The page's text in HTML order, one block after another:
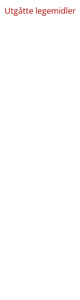
Utgåtte legemidler